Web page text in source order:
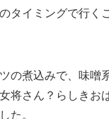
タイミングで行く
の煮込みで、味噌
将さん？らしきお
た。